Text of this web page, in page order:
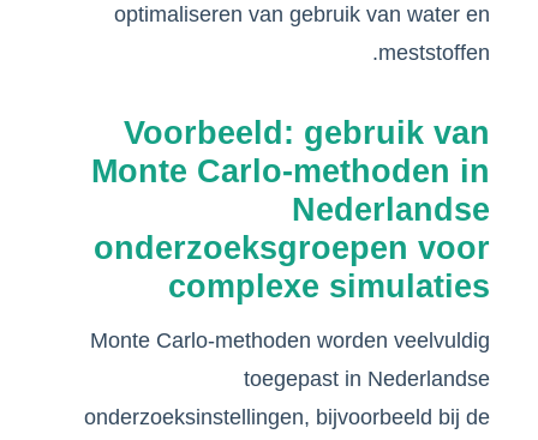
optimaliseren van gebruik van water en
meststoffen.
Voorbeeld: gebruik van
Monte Carlo-methoden in
Nederlandse
onderzoeksgroepen voor
complexe simulaties
Monte Carlo-methoden worden veelvuldig
toegepast in Nederlandse
onderzoeksinstellingen, bijvoorbeeld bij de